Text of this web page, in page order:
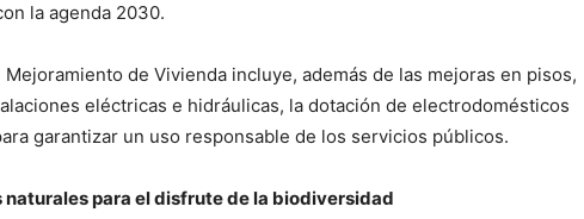
la agenda 2030.
de Vivienda incluye, además de las mejoras en pisos,
eléctricas e hidráulicas, la dotación de electrodomésticos
garantizar un uso responsable de los servicios públicos.
naturales para el disfrute de la biodiversidad